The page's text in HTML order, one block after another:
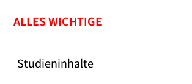
ALLES WICHTIGE
Studieninhalte